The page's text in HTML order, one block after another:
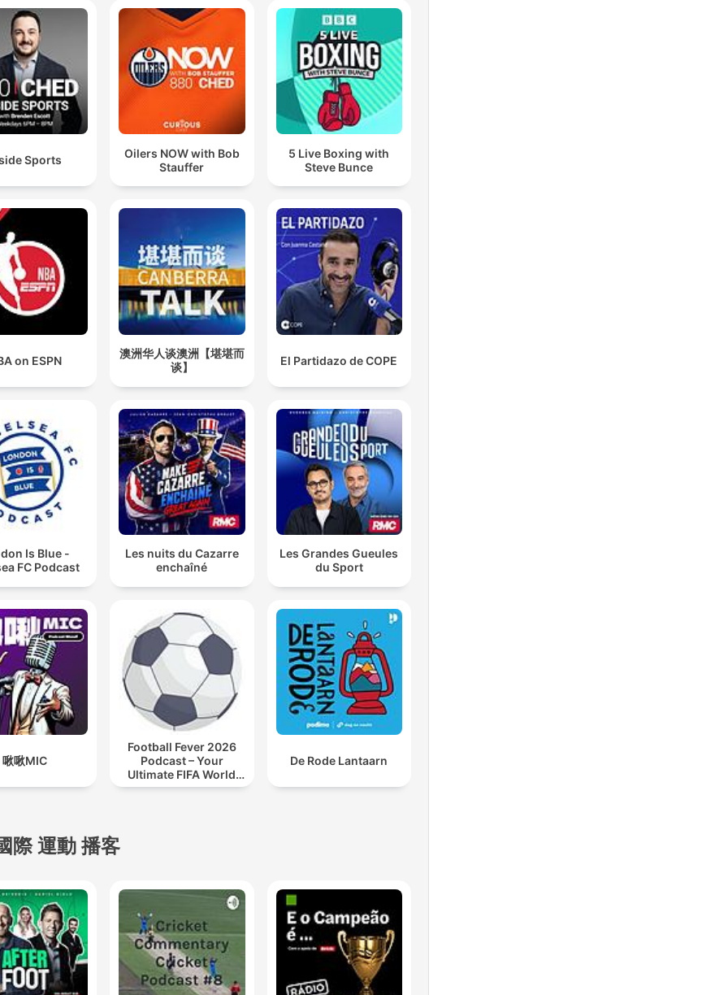
Sports
Oilers NOW with Bob
Stauffer
5 Live Boxing with
Steve Bunce
on ESPN
澳洲华人谈澳洲【堪堪而
谈】
El Partidazo de COPE
Is Blue -
FC Podcast
Les nuits du Cazarre
enchaîné
Les Grandes Gueules
du Sport
啾啾MIC
Football Fever 2026
Podcast – Your
Ultimate FIFA World
Cup Companion
De Rode Lantaarn
際 運動 播客